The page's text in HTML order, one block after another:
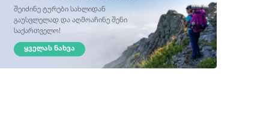
შეიძინე ტურები სახლიდან
გაუსვლელად და აღმოაჩინე შენი
საქართველო!
ᲧᲕᲔᲚᲐᲡ ᲜᲐᲮᲕᲐ